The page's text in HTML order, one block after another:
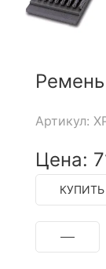
Артикул:
Цена: